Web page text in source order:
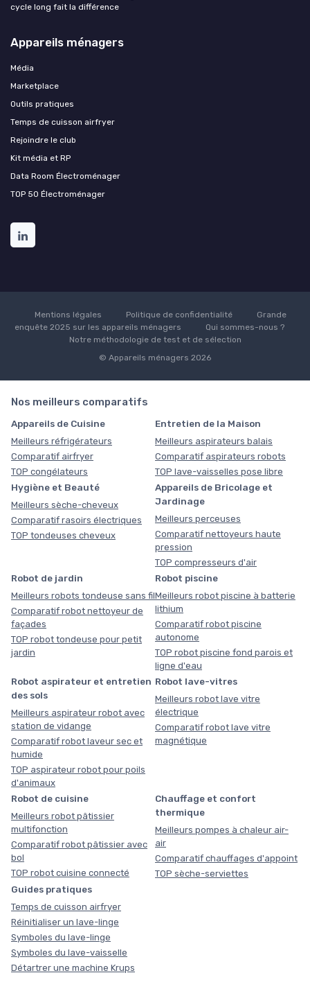
cycle long fait la différence
Appareils ménagers
Média
Marketplace
Outils pratiques
Temps de cuisson airfryer
Rejoindre le club
Kit média et RP
Data Room Électroménager
TOP 50 Électroménager
Mentions légales Politique de confidentialité
Grande
enquête 2025 sur les appareils ménagers
Qui sommes-nous ?
Notre méthodologie de test et de sélection
© Appareils ménagers 2026
Nos meilleurs comparatifs
Appareils de Cuisine
Meilleurs réfrigérateurs
Comparatif airfryer
TOP congélateurs
Entretien de la Maison
Meilleurs aspirateurs balais
Comparatif aspirateurs robots
TOP lave-vaisselles pose libre
Hygiène et Beauté
Meilleurs sèche-cheveux
Comparatif rasoirs électriques
TOP tondeuses cheveux
Appareils de Bricolage et
Jardinage
Meilleurs perceuses
Comparatif nettoyeurs haute
pression
TOP compresseurs d'air
Robot de jardin
Meilleurs robots tondeuse sans fil
Comparatif robot nettoyeur de
façades
TOP robot tondeuse pour petit
jardin
Robot piscine
Meilleurs robot piscine à batterie
lithium
Comparatif robot piscine
autonome
TOP robot piscine fond parois et
ligne d'eau
Robot aspirateur et entretien
des sols
Meilleurs aspirateur robot avec
station de vidange
Comparatif robot laveur sec et
humide
TOP aspirateur robot pour poils
d'animaux
Robot lave-vitres
Meilleurs robot lave vitre
électrique
Comparatif robot lave vitre
magnétique
Robot de cuisine
Meilleurs robot pâtissier
multifonction
Comparatif robot pâtissier avec
bol
TOP robot cuisine connecté
Chauffage et confort
thermique
Meilleurs pompes à chaleur air-
air
Comparatif chauffages d'appoint
TOP sèche-serviettes
Guides pratiques
Temps de cuisson airfryer
Réinitialiser un lave-linge
Symboles du lave-linge
Symboles du lave-vaisselle
Détartrer une machine Krups